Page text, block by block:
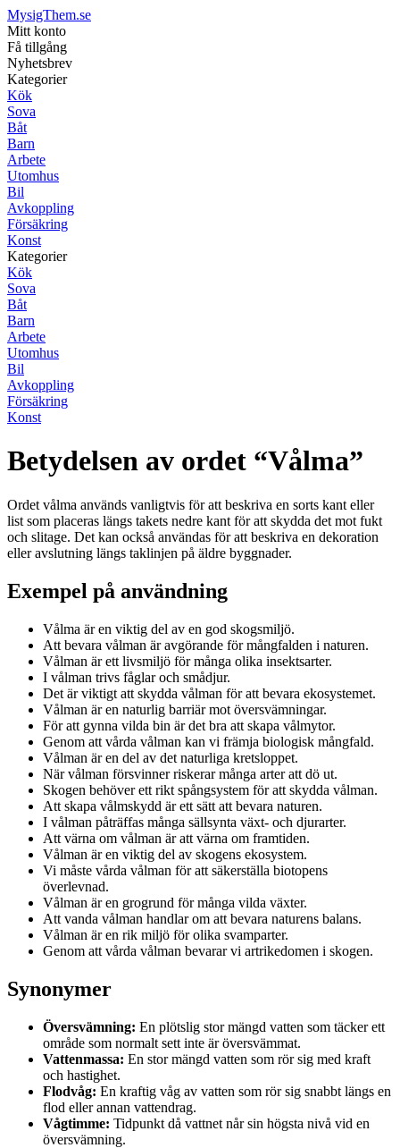
MysigThem.se
Mitt konto
Få tillgång
Nyhetsbrev
Kategorier
Kök
Sova
Båt
Barn
Arbete
Utomhus
Bil
Avkoppling
Försäkring
Konst
Kategorier
Kök
Sova
Båt
Barn
Arbete
Utomhus
Bil
Avkoppling
Försäkring
Konst
Betydelsen av ordet “Vålma”
Ordet vålma används vanligtvis för att beskriva en sorts kant eller
list som placeras längs takets nedre kant för att skydda det mot fukt
och slitage. Det kan också användas för att beskriva en dekoration
eller avslutning längs taklinjen på äldre byggnader.
Exempel på användning
Vålma är en viktig del av en god skogsmiljö.
Att bevara vålman är avgörande för mångfalden i naturen.
Vålman är ett livsmiljö för många olika insektsarter.
I vålman trivs fåglar och smådjur.
Det är viktigt att skydda vålman för att bevara ekosystemet.
Vålman är en naturlig barriär mot översvämningar.
För att gynna vilda bin är det bra att skapa vålmytor.
Genom att vårda vålman kan vi främja biologisk mångfald.
Vålman är en del av det naturliga kretsloppet.
När vålman försvinner riskerar många arter att dö ut.
Skogen behöver ett rikt spångsystem för att skydda vålman.
Att skapa vålmskydd är ett sätt att bevara naturen.
I vålman påträffas många sällsynta växt- och djurarter.
Att värna om vålman är att värna om framtiden.
Vålman är en viktig del av skogens ekosystem.
Vi måste vårda vålman för att säkerställa biotopens
överlevnad.
Vålman är en grogrund för många vilda växter.
Att vanda vålman handlar om att bevara naturens balans.
Vålman är en rik miljö för olika svamparter.
Genom att vårda vålman bevarar vi artrikedomen i skogen.
Synonymer
Översvämning: En plötslig stor mängd vatten som täcker ett
område som normalt sett inte är översvämmat.
Vattenmassa: En stor mängd vatten som rör sig med kraft
och hastighet.
Flodvåg: En kraftig våg av vatten som rör sig snabbt längs en
flod eller annan vattendrag.
Vågtimme: Tidpunkt då vattnet når sin högsta nivå vid en
översvämning.